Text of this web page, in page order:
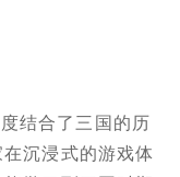
结合了三国的历
沉浸式的游戏体